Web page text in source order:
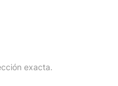
exacta.